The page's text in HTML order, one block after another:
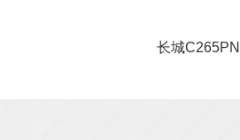
长城C265PN